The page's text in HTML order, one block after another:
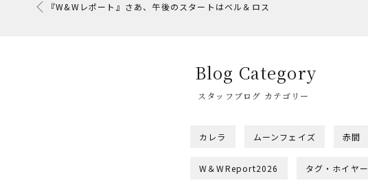
『W&Wレポート』さあ、午後のスタートはベル＆ロス
Blog Category
スタッフブログ カテゴリー
カレラ ムーンフェイズ 赤間
W＆WReport2026 タグ・ホイヤー